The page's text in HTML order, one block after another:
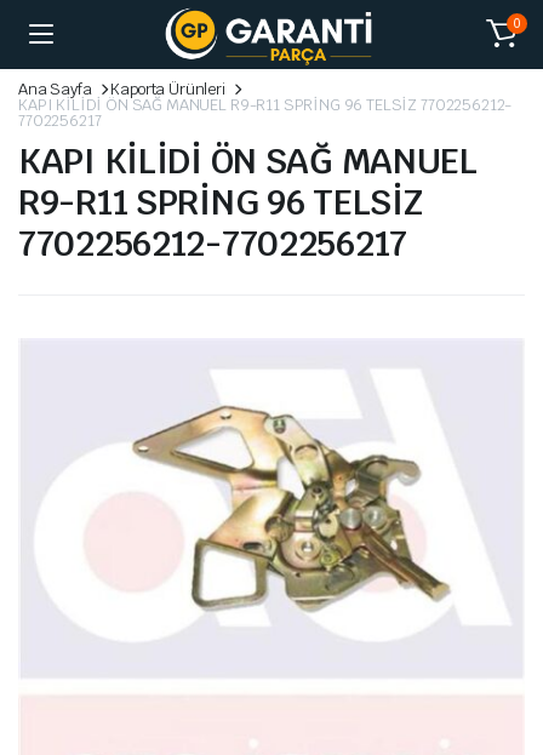
0
Ana Sayfa Kaporta Ürünleri
KAPI KİLİDİ ÖN SAĞ MANUEL R9-R11 SPRİNG 96 TELSİZ 7702256212-
7702256217
KAPI KİLİDİ ÖN SAĞ MANUEL
R9-R11 SPRİNG 96 TELSİZ
7702256212-7702256217